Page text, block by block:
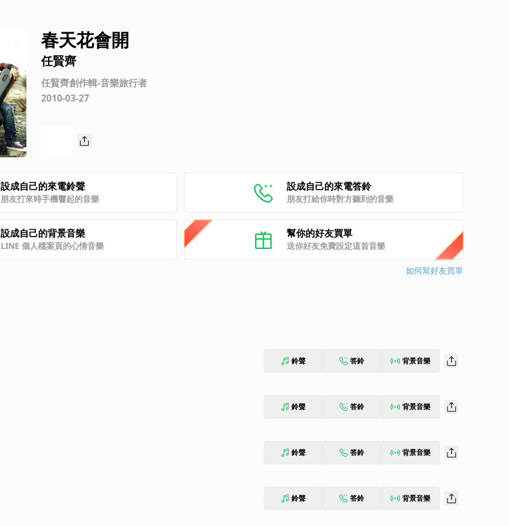
春天花會開
任賢齊
任賢齊創作輯-音樂旅行者
2010-03-27
設成自己的來電鈴聲
朋友打來時手機響起的音樂
設成自己的來電答鈴
朋友打給你時對方聽到的音樂
設成自己的背景音樂
LINE 個人檔案頁的心情音樂
幫你的好友買單
送你好友免費設定這首音樂
如何幫好友買單
鈴聲 答鈴 背景音樂
鈴聲 答鈴 背景音樂
鈴聲 答鈴 背景音樂
鈴聲 答鈴 背景音樂